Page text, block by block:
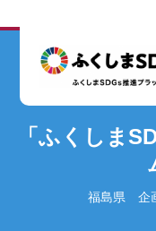
「ふくしま
福島県 企